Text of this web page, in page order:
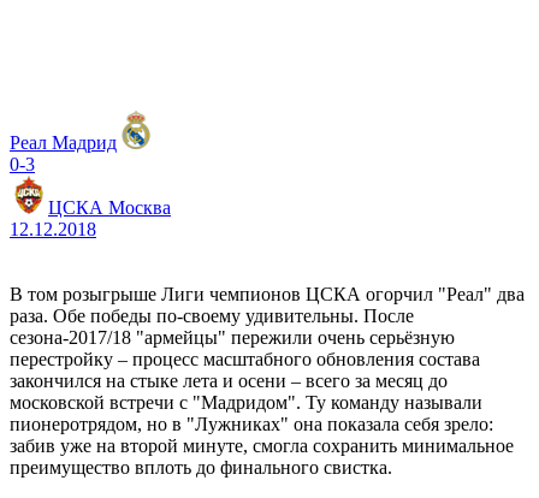
Реал Мадрид
0-3
ЦСКА Москва
12.12.2018
В том розыгрыше Лиги чемпионов ЦСКА огорчил "Реал" два
раза. Обе победы по-своему удивительны. После
сезона-2017/18 "армейцы" пережили очень серьёзную
перестройку – процесс масштабного обновления состава
закончился на стыке лета и осени – всего за месяц до
московской встречи с "Мадридом". Ту команду называли
пионеротрядом, но в "Лужниках" она показала себя зрело:
забив уже на второй минуте, смогла сохранить минимальное
преимущество вплоть до финального свистка.